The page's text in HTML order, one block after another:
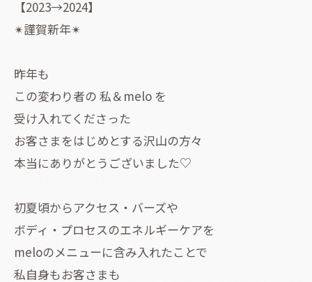
【2023→2024】
✴謹賀新年✴
昨年も
この変わり者の 私＆melo を
受け入れてくださった
お客さまをはじめとする沢山の方々
本当にありがとうございました♡
初夏頃からアクセス・バーズや
ボディ・プロセスのエネルギーケアを
meloのメニューに含み入れたことで
私自身もお客さまも